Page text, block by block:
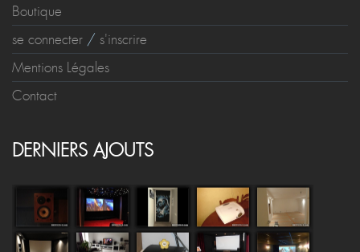
Boutique
se connecter / s'inscrire
Mentions Légales
Contact
DERNIERS AJOUTS